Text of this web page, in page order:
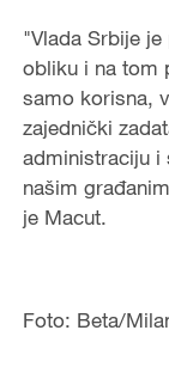
"Vlada Srbije
obliku i na tom
samo korisna,
zajednički
administraciju i
našim
je Macut.
Foto: Beta/